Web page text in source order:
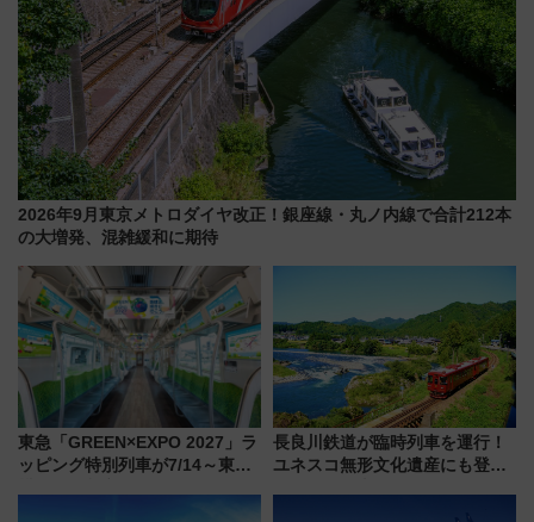
2026年9月東京メトロダイヤ改正！銀座線・丸ノ内線で合計212本
の大増発、混雑緩和に期待
東急「GREEN×EXPO 2027」ラ
ッピング特別列車が7/14～東
ー！ 注目の編成やデザインまと
長良川鉄道が臨時列車を運行！
ユネスコ無形文化遺産にも登録